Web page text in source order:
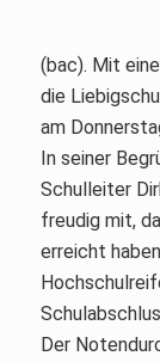
(bac). Mit
die
am
In seiner
Schulleiter
freudig mit,
erreicht
Der